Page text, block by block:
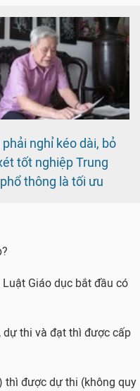
phải nghỉ kéo dài, bỏ
tốt nghiệp Trung
thông là tối ưu
Giáo dục bắt đầu có
dự thi và đạt thì được cấp
thì được dự thi (không quy